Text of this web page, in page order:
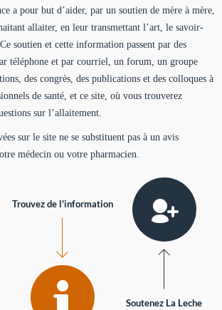
a pour but d’aider, par un soutien de mère à mère,
allaiter, en leur transmettant l’art, le savoir-
soutien et cette information passent par des
téléphone et par courriel, un forum, un groupe
des congrès, des publications et des colloques à
de santé, et ce site, où vous trouverez
sur l’allaitement.
sur le site ne se substituent pas à un avis
médecin ou votre pharmacien.
Trouvez de l'information
Soutenez La Leche